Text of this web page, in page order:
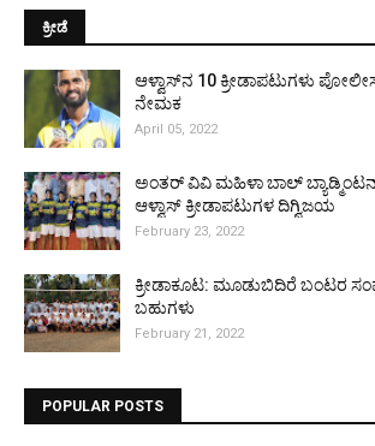
ಕ್ರೀಡೆ
ಆಳ್ವಾಸ್‌ನ 10 ಕ್ರೀಡಾಪಟುಗಳು
ನೇಮಕ
April 05, 2022
ಅಂತರ್ ವಿವಿ ಮಹಿಳಾ ಬಾಲ್
ಆಳ್ವಾಸ್ ಕ್ರೀಡಾಪಟುಗಳ ದಿಗ್ವಿಜಯ
February 23, 2022
ಕ್ರೀಡಾಕೂಟ: ಮೂಡುಬಿದಿರೆ ಬಂಟರ
ಬಹುಗಳು
February 21, 2022
POPULAR POSTS